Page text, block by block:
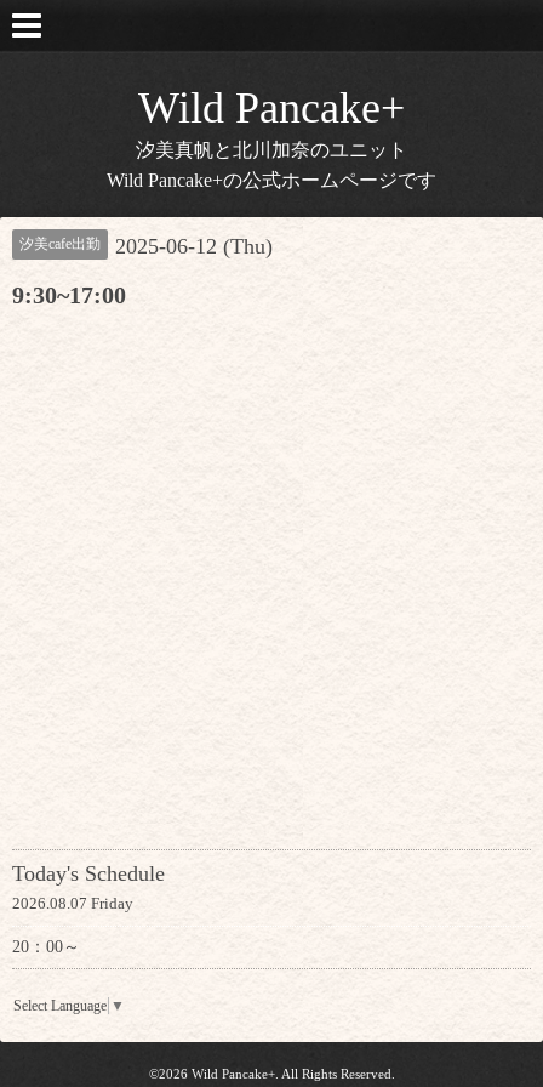
Wild Pancake+
汐美真帆と北川加奈のユニット
Wild Pancake+の公式ホームページです
汐美cafe出勤 2025-06-12 (Thu)
9:30~17:00
Today's Schedule
2026.08.07 Friday
20：00～
Select Language ▼
©2026 Wild Pancake+. All Rights Reserved.